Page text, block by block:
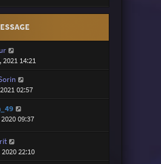
14:21
02:57
09:37
22:10